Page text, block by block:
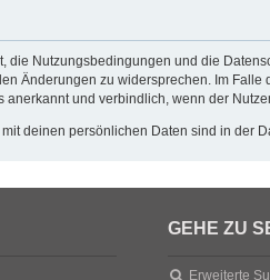
die Nutzungsbedingungen und die
Änderungen zu widersprechen. Im
anerkannt und verbindlich, wenn der
deinen persönlichen Daten sind in der
GEHE ZU
Erweiterte